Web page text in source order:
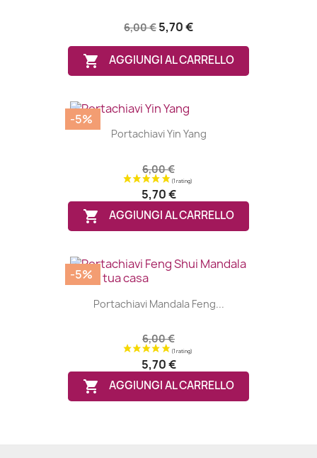
6,00 € 5,70 €
 AGGIUNGI AL CARRELLO
Portachiavi Yin Yang
6,00 €
5,70 €
 AGGIUNGI AL CARRELLO
-5%
Portachiavi Mandala Feng...
6,00 €
5,70 €
 AGGIUNGI AL CARRELLO
-5%